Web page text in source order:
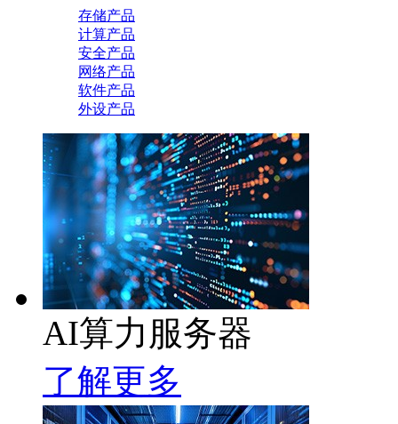
存储产品
计算产品
安全产品
网络产品
软件产品
外设产品
AI算力服务器
了解更多